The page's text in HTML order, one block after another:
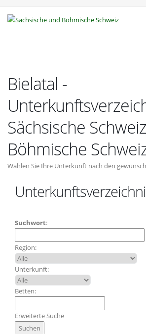
Bielatal -
Sächsische
Böhmische
Wählen Sie Ihre Unterkunft nach den
Suchwort:
Region:
Unterkunft:
Betten:
Erweiterte Suche